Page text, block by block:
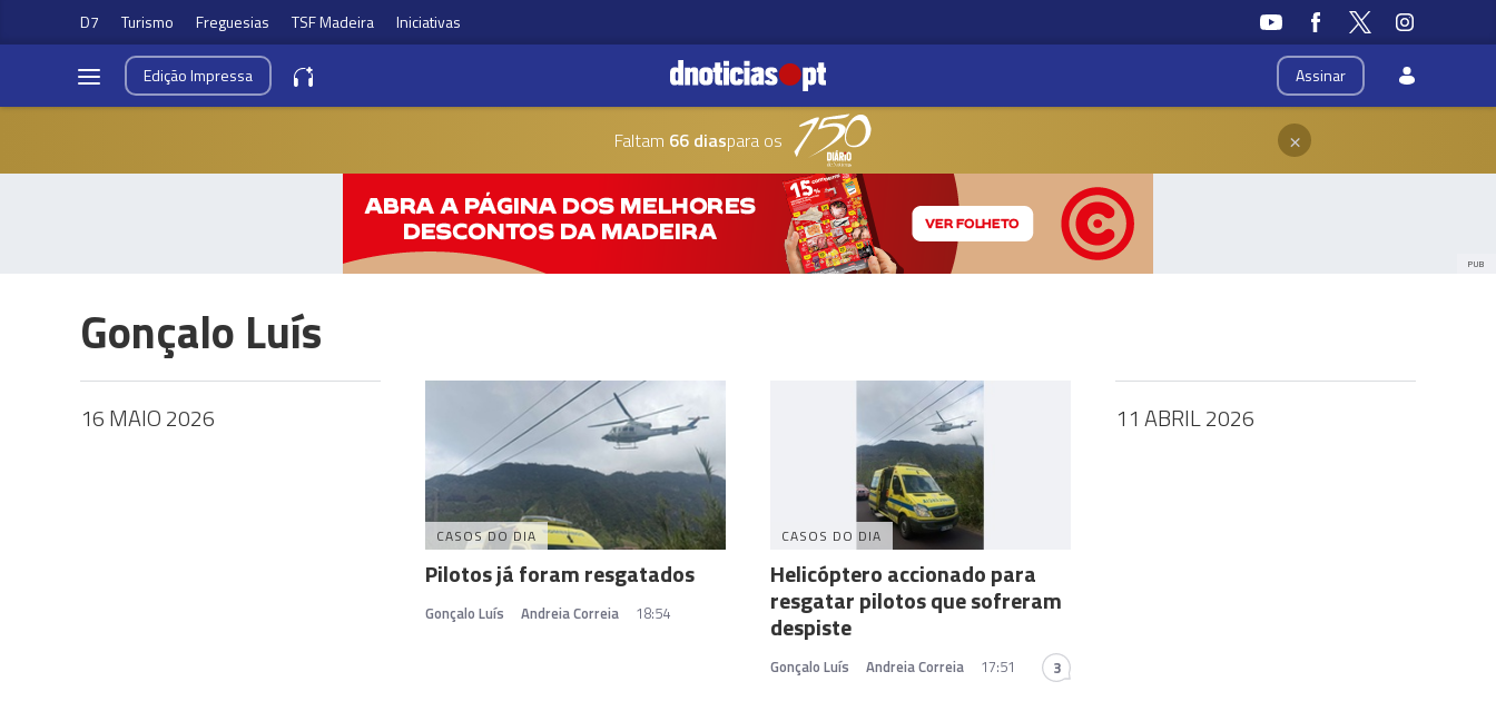
D7 Turismo Freguesias TSF Madeira Iniciativas
Assinar
EdiçãoImpressa
Faltam 66 diaspara os ×
PUB
Gonçalo Luís
16 MAIO 2026
CASOS DO DIA
Pilotos já foram resgatados
Gonçalo Luís Andreia Correia 18:54
CASOS DO DIA
Helicóptero accionado para
resgatar pilotos que sofreram
despiste
Gonçalo Luís Andreia Correia 17:51 3
11 ABRIL 2026